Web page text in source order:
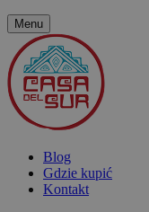
Menu
Blog
Gdzie kupić
Kontakt